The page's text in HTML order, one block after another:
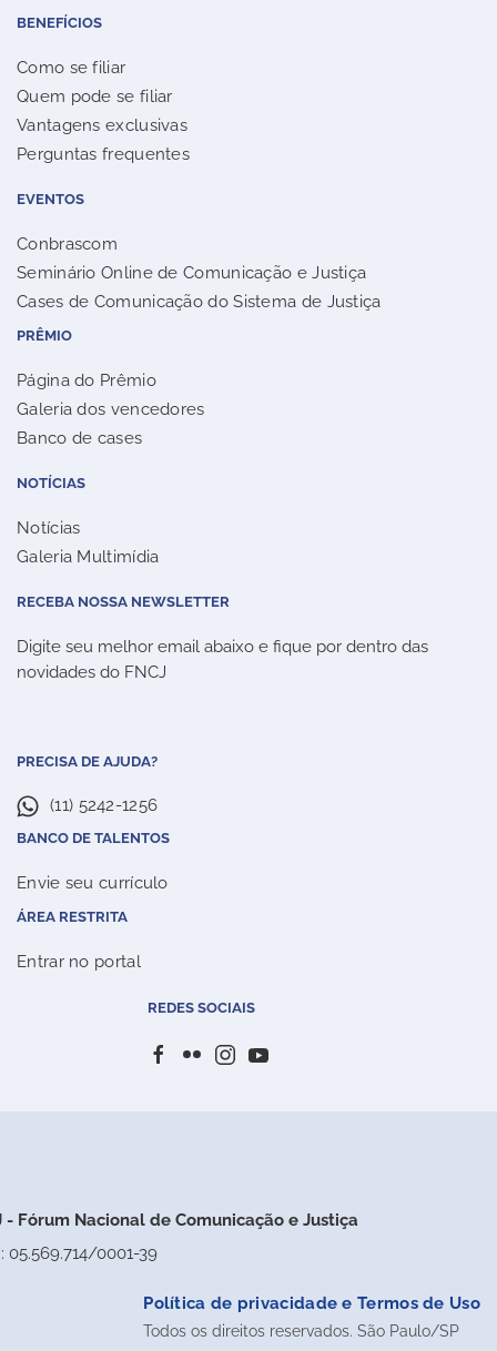
BENEFÍCIOS
Como se filiar
Quem pode se filiar
Vantagens exclusivas
Perguntas frequentes
EVENTOS
Conbrascom
Seminário Online de Comunicação e Justiça
Cases de Comunicação do Sistema de Justiça
PRÊMIO
Página do Prêmio
Galeria dos vencedores
Banco de cases
NOTÍCIAS
Notícias
Galeria Multimídia
RECEBA NOSSA NEWSLETTER
Digite seu melhor email abaixo e fique por dentro das
novidades do FNCJ
PRECISA DE AJUDA?
(11) 5242-1256
BANCO DE TALENTOS
Envie seu currículo
ÁREA RESTRITA
Entrar no portal
REDES SOCIAIS
- Fórum Nacional de Comunicação e Justiça
05.569.714/0001-39
Política de privacidade e Termos de Uso
Todos os direitos reservados. São Paulo/SP